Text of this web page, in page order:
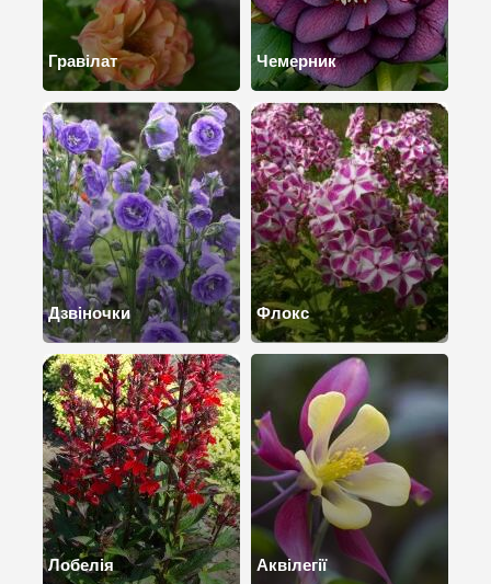
Гравілат Чемерник
Дзвіночки Флокс
Лобелія Аквілегії